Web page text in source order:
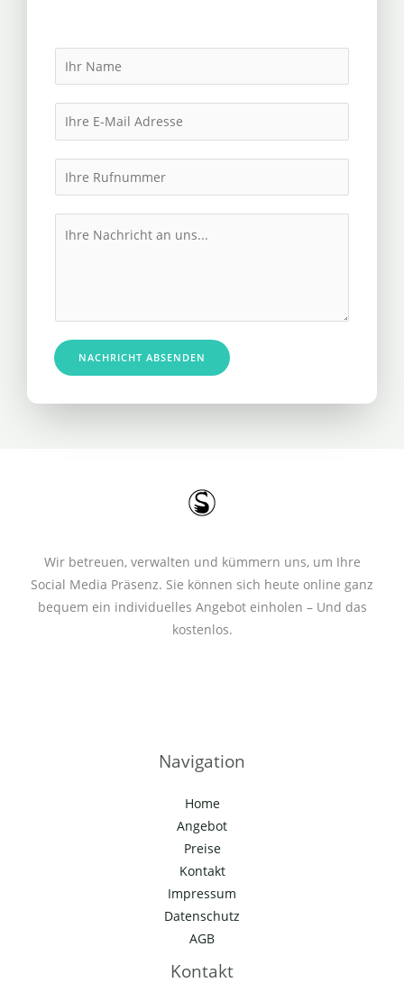
a
m
m
a
h
r
n
u
m
e
NACHRICHT ABSENDEN
Wir betreuen, verwalten und kümmern uns, um Ihre
Social Media Präsenz. Sie können sich heute online ganz
bequem ein individuelles Angebot einholen – Und das
kostenlos.
Navigation
Home
Angebot
Preise
Kontakt
Impressum
Datenschutz
AGB
Kontakt